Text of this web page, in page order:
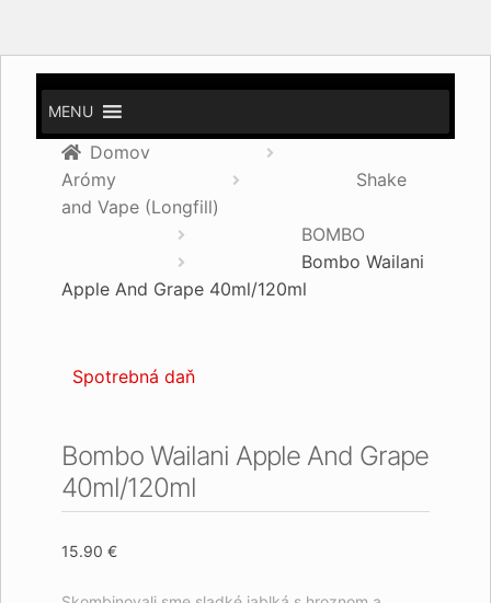
MENU
Domov
Arómy
Shake
and Vape (Longfill)
BOMBO
Bombo Wailani
Apple And Grape 40ml/120ml
Spotrebná daň
Bombo Wailani Apple And Grape
40ml/120ml
15.90 €